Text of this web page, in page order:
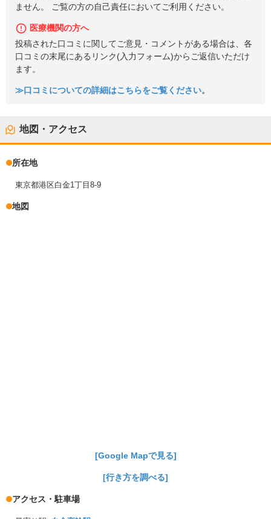
ません。 ご覧の方の自己責任においてご利用ください。
医療機関の方へ
投稿された口コミに関してご意見・コメントがある場合は、各
口コミの末尾にあるリンク(入力フォーム)からご返信いただけ
ます。
≫口コミについての詳細はこちらをご覧ください。
地図・アクセス
所在地
東京都港区白金1丁目8-9
地図
[Google Mapで見る]
[行き方を調べる]
アクセス・駐車場